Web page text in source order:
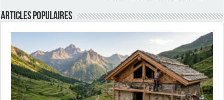
Articles populaires